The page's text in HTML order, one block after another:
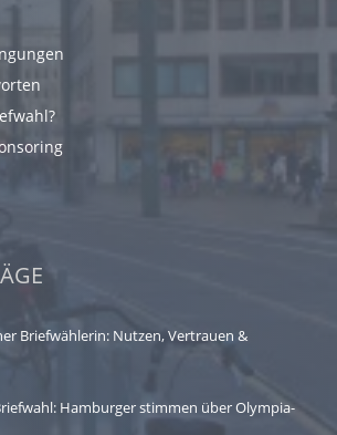
Briefwählerin: Nutzen, Vertrauen &
Hamburger stimmen über Olympia-